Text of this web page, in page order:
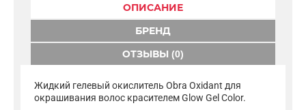
ОПИСАНИЕ
БРЕНД
ОТЗЫВЫ (0)
Жидкий гелевый окислитель Obra Oxidant для
окрашивания волос красителем Glow Gel Color.